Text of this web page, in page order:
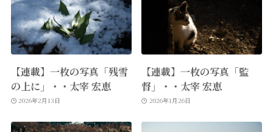
【連載】一枚の写真「残雪
の上に」・・太宰 宏恵
2026年2月13日
【連載】一枚の写真「監
督」・・太宰 宏恵
2026年1月26日